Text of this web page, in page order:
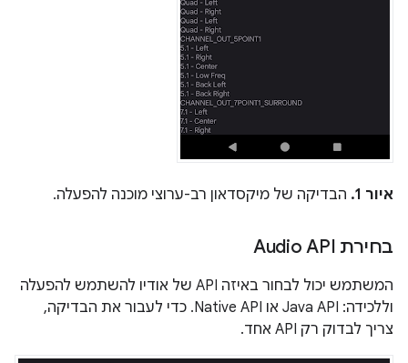
איור 1. הבדיקה של מיקסדאון רב-ערוצי מוכנה להפעלה.
בחירת Audio API
המשתמש יכול לבחור באיזה API של אודיו להשתמש להפעלה
וללכידה: Java API או Native API. כדי לעבור את הבדיקה,
צריך לבדוק רק API אחד.